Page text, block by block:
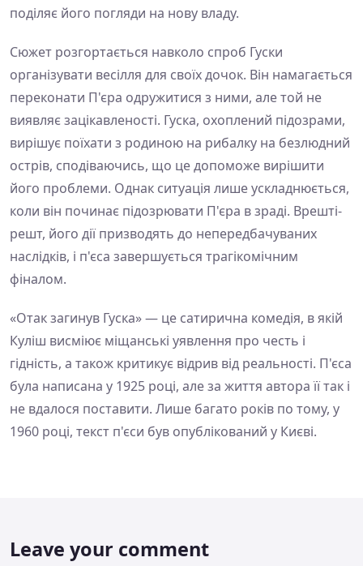
поділяє його погляди на нову владу.
Сюжет розгортається навколо спроб Гуски
організувати весілля для своїх дочок. Він намагається
переконати П'єра одружитися з ними, але той не
виявляє зацікавленості. Гуска, охоплений підозрами,
вирішує поїхати з родиною на рибалку на безлюдний
острів, сподіваючись, що це допоможе вирішити
його проблеми. Однак ситуація лише ускладнюється,
коли він починає підозрювати П'єра в зраді. Врешті-
решт, його дії призводять до непередбачуваних
наслідків, і п'єса завершується трагікомічним
фіналом.
«Отак загинув Гуска» — це сатирична комедія, в якій
Куліш висміює міщанські уявлення про честь і
гідність, а також критикує відрив від реальності. П'єса
була написана у 1925 році, але за життя автора її так і
не вдалося поставити. Лише багато років по тому, у
1960 році, текст п'єси був опублікований у Києві.
Leave your comment